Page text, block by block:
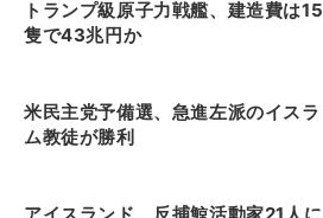
トランプ級原子力戦艦、建造費は15
隻で43兆円か
米民主党予備選、急進左派のイスラ
ム教徒が勝利
アイスランド、反捕鯨活動家21人に